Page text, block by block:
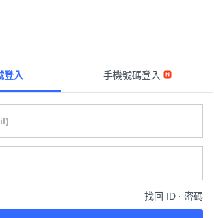
登入 手機號碼登入
找回 ID ∙ 密碼